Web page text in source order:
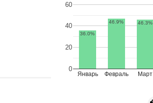
Январь Февраль Март
0
20
40
60
36.0%
46.9% 46.3%